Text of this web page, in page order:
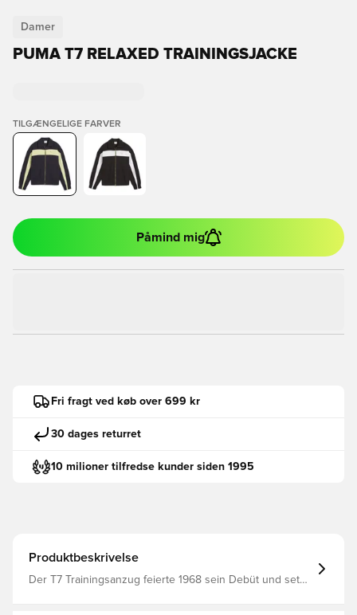
Damer
PUMA T7 RELAXED TRAININGSJACKE
TILGÆNGELIGE FARVER
Påmind mig
Fri fragt ved køb over 699 kr
30 dages returret
10 milioner tilfredse kunder siden 1995
Produktbeskrivelse
Der T7 Trainingsanzug feierte 1968 sein Debüt und setzt